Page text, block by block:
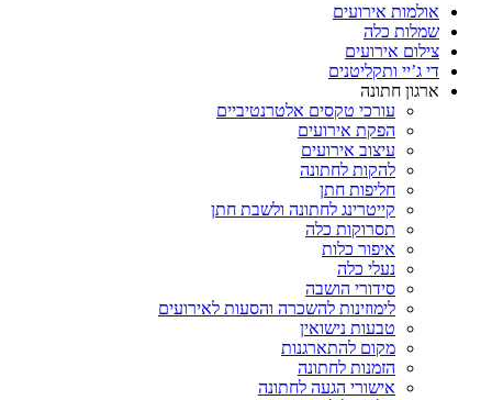
אולמות אירועים
שמלות כלה
צילום אירועים
די ג’יי ותקליטנים
ארגון חתונה
עורכי טקסים אלטרנטיביים
הפקת אירועים
עיצוב אירועים
להקות לחתונה
חליפות חתן
קייטרינג לחתונה ולשבת חתן
תסרוקות כלה
איפור כלות
נעלי כלה
סידורי הושבה
לימוזינות להשכרה והסעות לאירועים
טבעות נישואין
מקום להתארגנות
הזמנות לחתונה
אישורי הגעה לחתונה